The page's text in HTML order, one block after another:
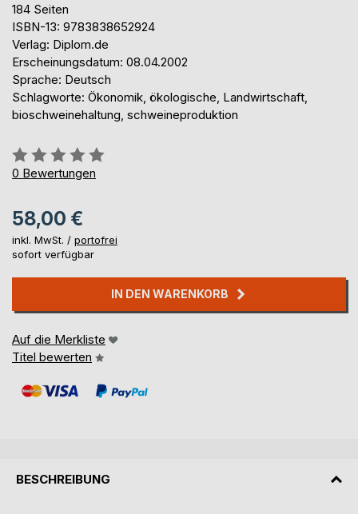
184 Seiten
ISBN-13: 9783838652924
Verlag: Diplom.de
Erscheinungsdatum: 08.04.2002
Sprache: Deutsch
Schlagworte: Ökonomik, ökologische, Landwirtschaft,
bioschweinehaltung, schweineproduktion
Bewertung::
0%
0 Bewertungen
58,00 €
inkl. MwSt. / portofrei
sofort verfügbar
IN DEN WARENKORB
Auf die Merkliste
Titel bewerten
BESCHREIBUNG